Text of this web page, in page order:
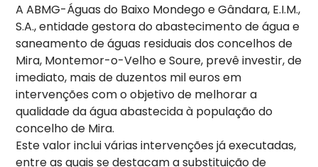
A ABMG-Águas do Baixo Mondego e Gândara, E.I.M.,
S.A., entidade gestora do abastecimento de água e
saneamento de águas residuais dos concelhos de
Mira, Montemor-o-Velho e Soure, prevê investir, de
imediato, mais de duzentos mil euros em
intervenções com o objetivo de melhorar a
qualidade da água abastecida à população do
concelho de Mira.
Este valor inclui várias intervenções já executadas,
entre as quais se destacam a substituição de